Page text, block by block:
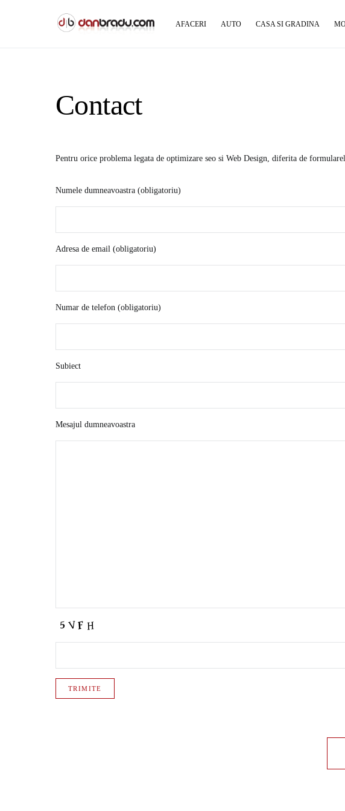
AFACERI AUTO CASA SI GRADINA
Contact
Pentru orice problema legata de optimizare seo si Web Design, diferita de
Numele dumneavoastra (obligatoriu)
Adresa de email (obligatoriu)
Numar de telefon (obligatoriu)
Subiect
Mesajul dumneavoastra